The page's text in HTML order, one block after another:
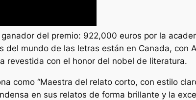
del premio: 922,000 euros por la
del mundo de las letras están en Canada, con
revestida con el honor del nobel de literatura.
como “Maestra del relato corto, con estilo
en sus relatos de forma brillante y la